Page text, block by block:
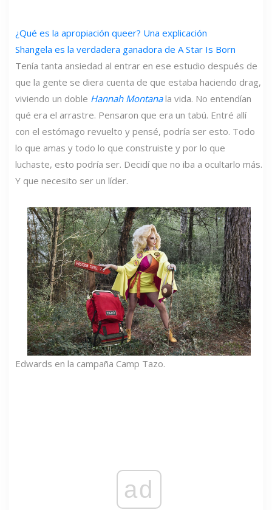
¿Qué es la apropiación queer? Una explicación
Shangela es la verdadera ganadora de A Star Is Born
Tenía tanta ansiedad al entrar en ese estudio después de
que la gente se diera cuenta de que estaba haciendo drag,
viviendo un doble Hannah Montana la vida. No entendían
qué era el arrastre. Pensaron que era un tabú. Entré allí
con el estómago revuelto y pensé, podría ser esto. Todo
lo que amas y todo lo que construiste y por lo que
luchaste, esto podría ser. Decidí que no iba a ocultarlo más.
Y que necesito ser un líder.
Edwards en la campaña Camp Tazo.
ad